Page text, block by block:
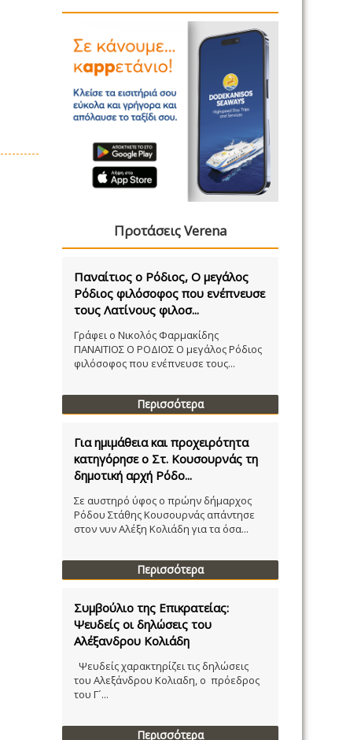
Προτάσεις Verena
Παναίτιος ο Ρόδιος, Ο μεγάλος
Ρόδιος φιλόσοφος που ενέπνευσε
τους Λατίνους φιλοσ...
Γράφει ο Νικολός Φαρμακίδης
ΠΑΝΑΙΤΙΟΣ Ο ΡΟΔΙΟΣ Ο μεγάλος Ρόδιος
φιλόσοφος που ενέπνευσε τους...
Περισσότερα
Για ημιμάθεια και προχειρότητα
κατηγόρησε ο Στ. Κουσουρνάς τη
δημοτική αρχή Ρόδο...
Σε αυστηρό ύφος ο πρώην δήμαρχος
Ρόδου Στάθης Κουσουρνάς απάντησε
στον νυν Αλέξη Κολιάδη για τα όσα...
Περισσότερα
Συμβούλιο της Επικρατείας:
Ψευδείς οι δηλώσεις του
Αλέξανδρου Κολιάδη
Ψευδείς χαρακτηρίζει τις δηλώσεις
του Αλεξάνδρου Κολιαδη, ο πρόεδρος
του Γ´...
Περισσότερα